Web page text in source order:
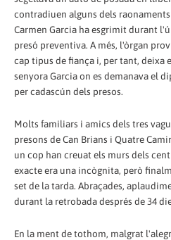
contradiuen alguns dels
Carmen Garcia ha esgrimit durant
presó preventiva. A més, l'òrgan
cap tipus de fiança i, per tant, deixa
senyora Garcia on es demanava el
per cadascún dels presos.
Molts familiars i amics dels tres
presons de Can Brians i Quatre
un cop han creuat els murs dels
exacte era una incògnita, però
set de la tarda. Abraçades,
durant la retrobada després de 34
En la ment de tothom, malgrat